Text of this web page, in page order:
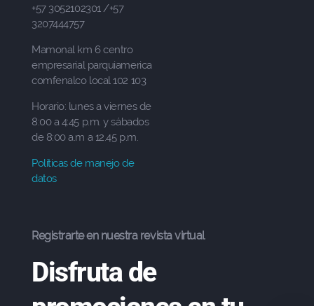
+57 3052102301 /+57
3207444757
Mamonal km 6 centro
empresarial parquiamerica
comfenalco local 102 103
Horario: lunes a viernes de
8:00 a 4:45 p.m. y sábados
de 8:00 a.m a 12.45 p.m.
Políticas de manejo de
datos
Registrarte en nuestra revista virtual
Disfruta de